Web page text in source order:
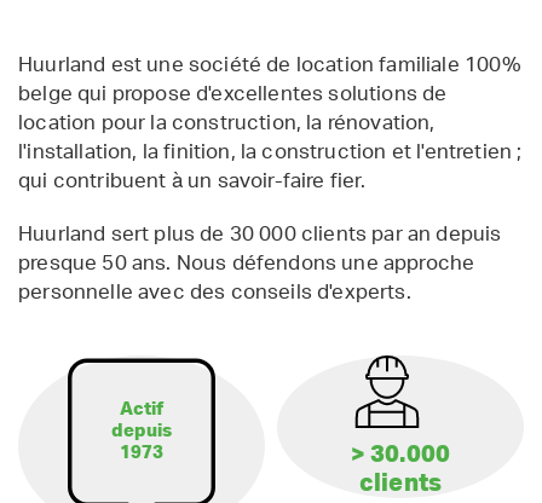
Huurland est une société de location familiale 100%
belge qui propose d'excellentes solutions de
location pour la construction, la rénovation,
l'installation, la finition, la construction et l'entretien ;
qui contribuent à un savoir-faire fier.
Huurland sert plus de 30 000 clients par an depuis
presque 50 ans. Nous défendons une approche
personnelle avec des conseils d'experts.
Actif
depuis
1973
> 30.000
clients